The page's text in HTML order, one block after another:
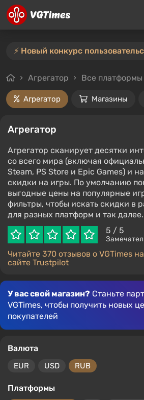
Агрегатор Все платформы
Агрегатор Магазины
Агрегатор
Агрегатор сканирует десятки
со всего мира (включая
Steam, PS Store и Epic Games) и
скидки на игры. По умолчанию
выгодные цены на популярные
фильтры, чтобы искать скидки в
для разных платформ и так далее.
5 / 5
Читайте 370 отзывов о VGTimes
сайте Trustpilot
У вас свой магазин? Станьте
VGTimes, чтобы получить новых
покупателей
Валюта
EUR USD RUB
Платформы